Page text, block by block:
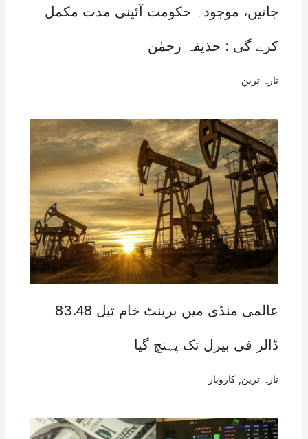
جاتیں، موجودہ حکومت آئینی مدت مکمل
کرے گی : حذیفہ رحمٰن
تازہ ترین
عالمی منڈی میں برینٹ خام تیل 83.48
ڈالر فی بیرل تک پہنچ گیا
تازہ ترین کاروبار